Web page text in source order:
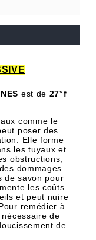
est de 27°f
comme le
poser des
Elle forme
les tuyaux et
obstructions,
dommages.
de savon pour
les coûts
et peut nuire
remédier à
de
de